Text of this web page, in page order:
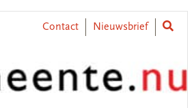
Contact Nieuwsbrief